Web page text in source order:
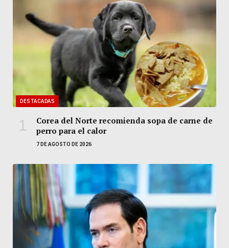
DESTACADAS
Corea del Norte recomienda sopa de carne de
perro para el calor
7 DE AGOSTO DE 2026